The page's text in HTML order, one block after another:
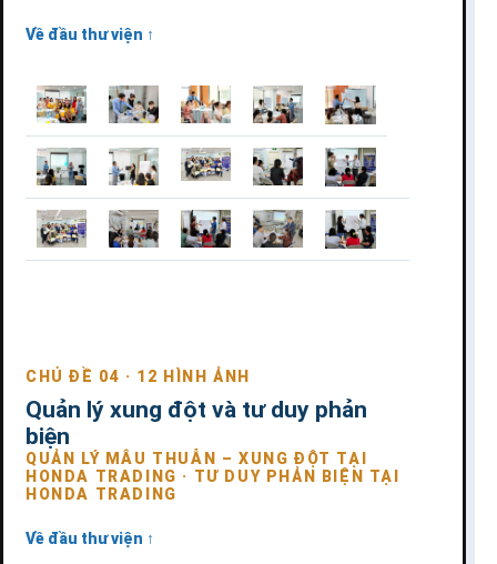
Về đầu thư viện ↑
CHỦ ĐỀ 04 · 12 HÌNH ẢNH
Quản lý xung đột và tư duy phản
biện
QUẢN LÝ MÂU THUẪN – XUNG ĐỘT TẠI
HONDA TRADING · TƯ DUY PHẢN BIỆN TẠI
HONDA TRADING
Về đầu thư viện ↑